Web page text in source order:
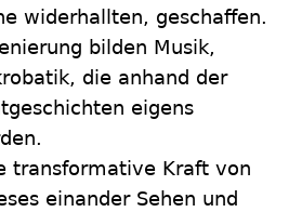
widerhallten, geschaffen.
bilden Musik,
die anhand der
eigens
transformative Kraft von
einander Sehen und